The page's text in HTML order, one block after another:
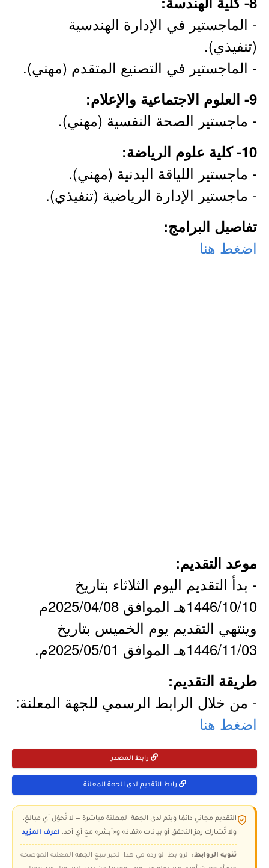
- الماجستير في الإدارة الهندسية
(تنفيذي).
- الماجستير في التصنيع المتقدم (مهني).
9- العلوم الاجتماعية والإعلام:
- ماجستير الصحة النفسية (مهني).
10- كلية علوم الرياضة:
- ماجستير اللياقة البدنية (مهني).
- ماجستير الإدارة الرياضية (تنفيذي).
تفاصيل البرامج:
اضغط هنا
موعد التقديم:
- بدأ التقديم اليوم الثلاثاء بتاريخ
1446/10/10هـ الموافق 2025/04/08م
وينتهي التقديم يوم الخميس بتاريخ
1446/11/03هـ الموافق 2025/05/01م.
طريقة التقديم:
- من خلال الرابط الرسمي للجهة المعلنة:
اضغط هنا
رابط المصدر
رابط التقديم لدى الجهة المعلنة
التقديم مجاني دائمًا ويتم لدى الجهة المعلنة مباشرة — لا تُحوّل أي مبالغ،
ولا تُشارك رمز التحقق أو بيانات «نفاذ» و«أبشر» مع أي أحد. اعرف المزيد
تنويه الروابط: الروابط الواردة في هذا الخبر تتبع الجهة المعلنة الموضحة